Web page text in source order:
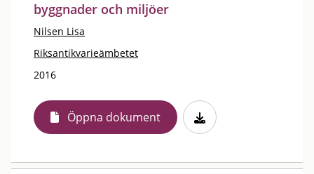
byggnader och miljöer
Nilsen Lisa
Riksantikvarieämbetet
2016
Öppna dokument